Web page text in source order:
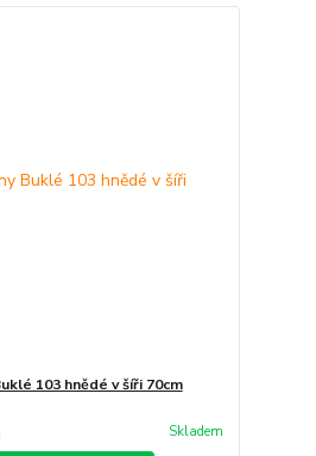
103 hnědé v šíři 70cm
Skladem